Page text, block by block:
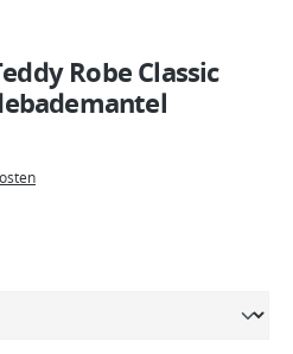
Robe Classic